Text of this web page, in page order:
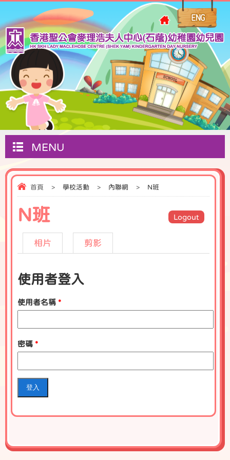
MENU
首頁 > 學校活動 > 內聯網 > N班
Logout
N班
相片 剪影
使用者登入
使用者名稱 *
密碼 *